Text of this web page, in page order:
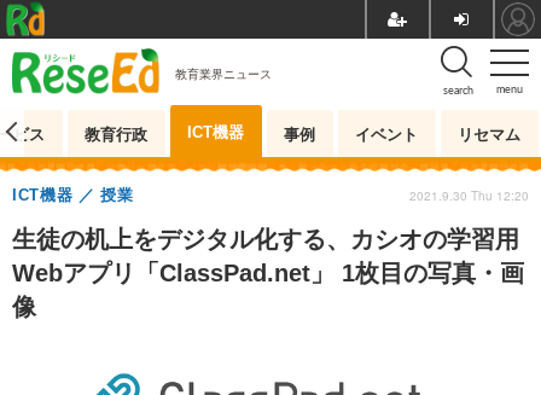
menu
search
教育業界ニュース
ビス 教育行政 ICT機器 事例 イベント リセマム
生徒の机上をデジタル化する、カシオの学習用
Webアプリ「ClassPad.net」 1枚目の写真・画
像
ICT機器 授業 2021.9.30 Thu 12:20